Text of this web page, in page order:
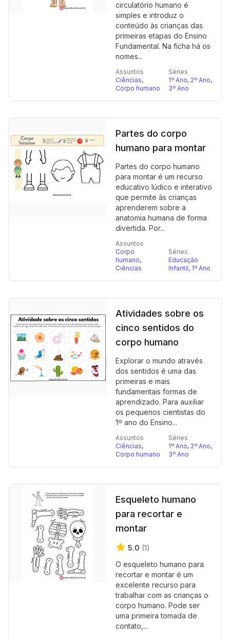
circulatório humano é
simples e introduz o
conteúdo às crianças das
primeiras etapas do Ensino
Fundamental. Na ficha há os
nomes...
Assuntos
Ciências,
Corpo humano
Séries
1º Ano, 2º Ano,
3º Ano
Partes do corpo
humano para montar
Partes do corpo humano
para montar é um recurso
educativo lúdico e interativo
que permite às crianças
aprenderem sobre a
anatomia humana de forma
divertida. Por...
Assuntos
Corpo
humano,
Ciências
Séries
Educação
Infantil, 1º Ano
Atividades sobre os
cinco sentidos do
corpo humano
Explorar o mundo através
dos sentidos é uma das
primeiras e mais
fundamentais formas de
aprendizado. Para auxiliar
os pequenos cientistas do
1º ano do Ensino...
Assuntos
Ciências,
Corpo humano
Séries
1º Ano, 2º Ano,
3º Ano
Esqueleto humano
para recortar e
montar
5.0 (1)
O esqueleto humano para
recortar e montar é um
excelente recurso para
trabalhar com as crianças o
corpo humano. Pode ser
uma primeira tomada de
contato,...